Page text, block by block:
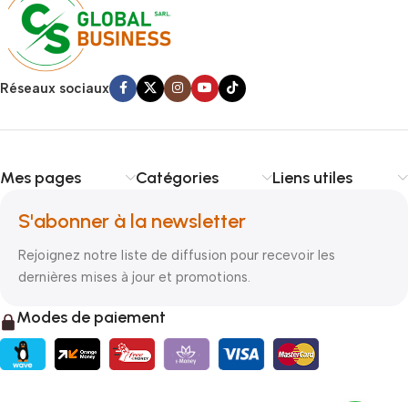
Réseaux sociaux
Mes pages Catégories Liens utiles
S'abonner à la newsletter
Rejoignez notre liste de diffusion pour recevoir les
dernières mises à jour et promotions.
Modes de paiement